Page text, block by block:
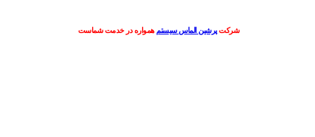
شرکتپرشین الماس سیستم همواره در خدمت شماست